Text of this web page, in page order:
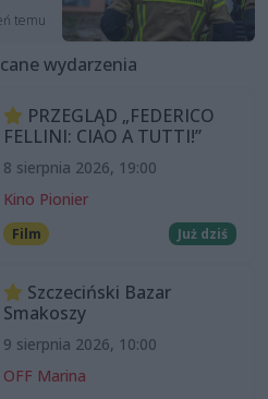
temu
wydarzenia
PRZEGLĄD „FEDERICO
FELLINI: CIAO A TUTTI!”
8 sierpnia 2026, 19:00
Kino Pionier
Film Już dziś
Szczeciński Bazar
Smakoszy
9 sierpnia 2026, 10:00
OFF Marina